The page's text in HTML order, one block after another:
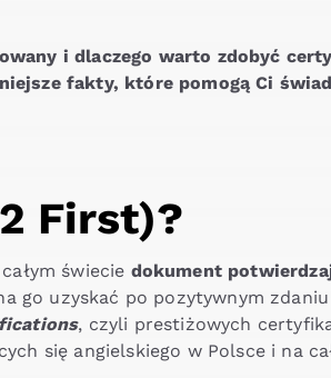
i dlaczego warto zdobyć
fakty, które pomogą Ci
First)?
świecie dokument
go uzyskać po pozytywnym zdaniu
, czyli prestiżowych
się angielskiego w Polsce i na